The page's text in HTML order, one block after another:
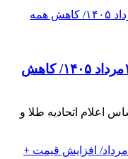
قیمت طلا و سکه امروز دوشنبه ۱۲مرداد ۱۴۰۵/ کاهش
اعلام اتحادیه طلا و